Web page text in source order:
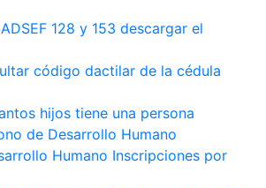
128 y 153 descargar el
código dactilar de la cédula
hijos tiene una persona
de Desarrollo Humano
Humano Inscripciones por